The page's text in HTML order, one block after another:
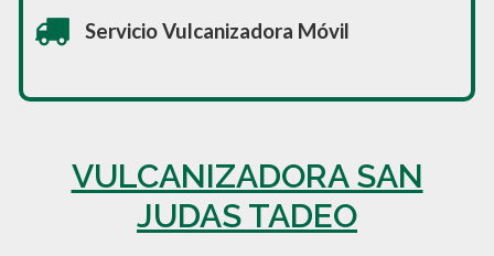
Servicio Vulcanizadora Móvil
VULCANIZADORA SAN
JUDAS TADEO